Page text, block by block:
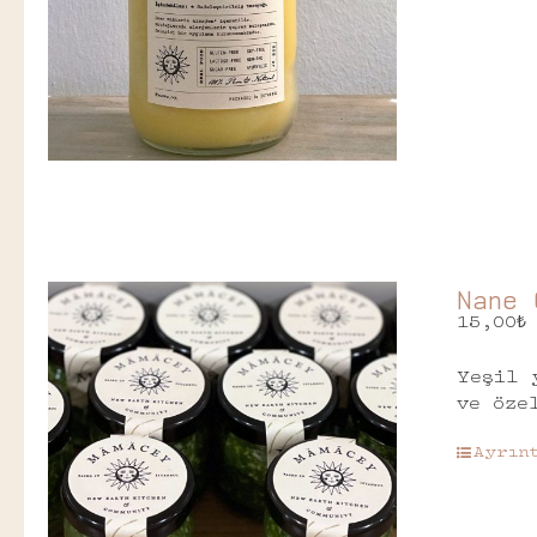
Nane
15,00₺
Yeşil
ve